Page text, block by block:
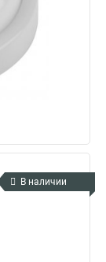
В наличии